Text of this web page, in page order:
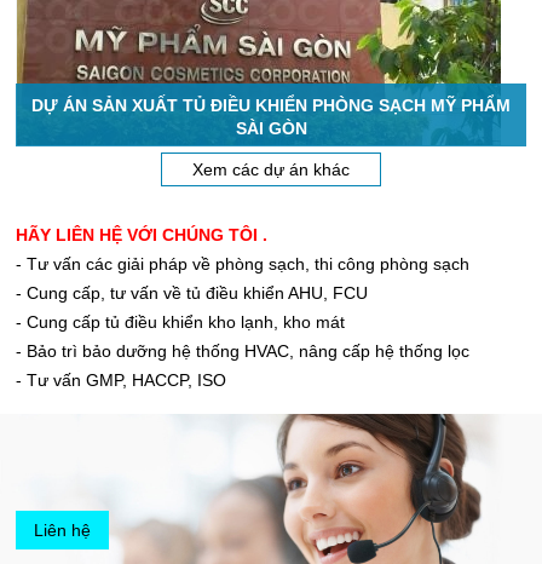
DỰ ÁN SẢN XUẤT TỦ ĐIỀU KHIỂN PHÒNG SẠCH MỸ PHẨM
SÀI GÒN
Xem các dự án khác
HÃY LIÊN HỆ VỚI CHÚNG TÔI .
- Tư vấn các giải pháp về phòng sạch, thi công phòng sạch
- Cung cấp, tư vấn về tủ điều khiển AHU, FCU
- Cung cấp tủ điều khiển kho lạnh, kho mát
- Bảo trì bảo dưỡng hệ thống HVAC, nâng cấp hệ thống lọc
- Tư vấn GMP, HACCP, ISO
Liên hệ